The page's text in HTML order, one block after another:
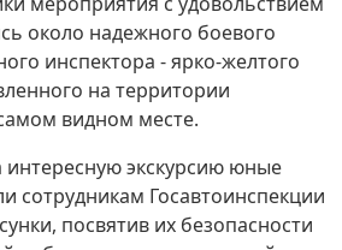
около надежного боевого
инспектора - ярко-желтого
на территории
видном месте.
интересную экскурсию юные
сотрудникам Госавтоинспекции
посвятив их безопасности